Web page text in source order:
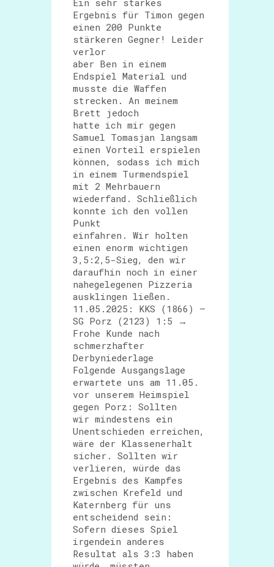
Ein sehr starkes
Ergebnis für Timon gegen
einen 200 Punkte
stärkeren Gegner! Leider
verlor
aber Ben in einem
Endspiel Material und
musste die Waffen
strecken. An meinem
Brett jedoch
hatte ich mir gegen
Samuel Tomasjan langsam
einen Vorteil erspielen
können, sodass ich mich
in einem Turmendspiel
mit 2 Mehrbauern
wiederfand. Schließlich
konnte ich den vollen
Punkt
einfahren. Wir holten
einen enorm wichtigen
3,5:2,5-Sieg, den wir
daraufhin noch in einer
nahegelegenen Pizzeria
ausklingen ließen.
11.05.2025: KKS (1866) –
SG Porz (2123) 1:5 →
Frohe Kunde nach
schmerzhafter
Derbyniederlage
Folgende Ausgangslage
erwartete uns am 11.05.
vor unserem Heimspiel
gegen Porz: Sollten
wir mindestens ein
Unentschieden erreichen,
wäre der Klassenerhalt
sicher. Sollten wir
verlieren, würde das
Ergebnis des Kampfes
zwischen Krefeld und
Katernberg für uns
entscheidend sein:
Sofern dieses Spiel
irgendein anderes
Resultat als 3:3 haben